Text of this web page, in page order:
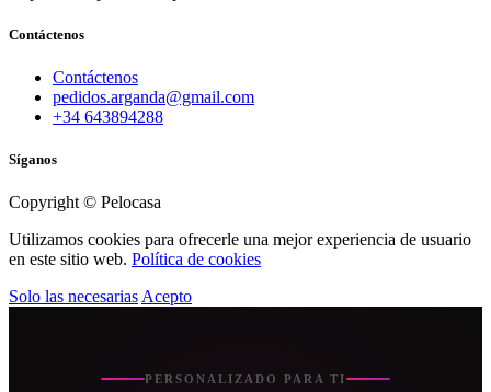
Contáctenos
Contáctenos
pedidos.arganda@gmail.com
+34 643894288
Síganos
Copyright © Pelocasa
Utilizamos cookies para ofrecerle una mejor experiencia de usuario
en este sitio web. Política de cookies
Solo las necesarias Acepto
PERSONALIZADO PARA TI